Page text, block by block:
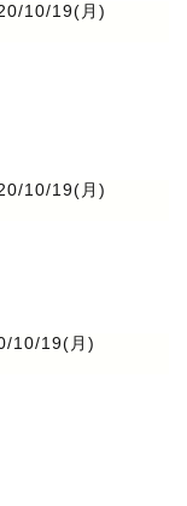
10/19(月)
10/19(月)
10/19(月)